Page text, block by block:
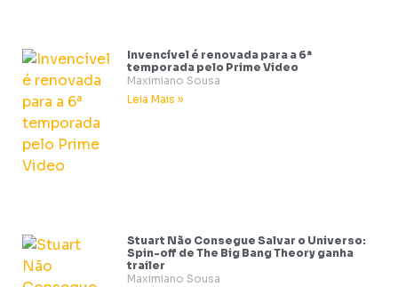
Invencível é renovada para a 6ª
temporada pelo Prime Video
Maximiano Sousa
Leia Mais »
Stuart Não Consegue Salvar o Universo:
Spin-off de The Big Bang Theory ganha
trailer
Maximiano Sousa